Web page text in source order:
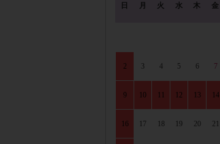
日 月 火 水 木 金
2 3 4 5 6 7
9 10 11 12 13 14
16 17 18 19 20 21